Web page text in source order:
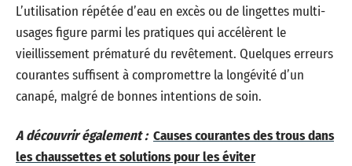
L’utilisation répétée d’eau en excès ou de lingettes multi-
usages figure parmi les pratiques qui accélèrent le
vieillissement prématuré du revêtement. Quelques erreurs
courantes suffisent à compromettre la longévité d’un
canapé, malgré de bonnes intentions de soin.
A découvrir également : Causes courantes des trous dans
les chaussettes et solutions pour les éviter